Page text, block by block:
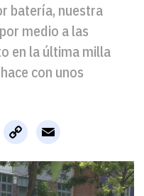
batería, nuestra
medio a las
en la última milla
con unos
Copy
Link
Email